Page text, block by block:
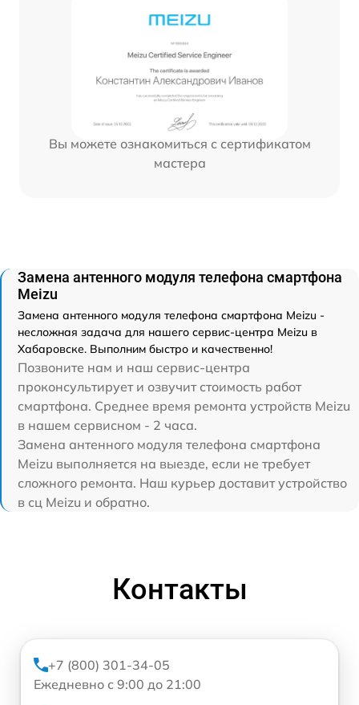
Вы можете ознакомиться с сертификатом
мастера
Замена антенного модуля телефона смартфона
Meizu
Замена антенного модуля телефона смартфона Meizu -
несложная задача для нашего сервис-центра Meizu в
Хабаровске. Выполним быстро и качественно!
Позвоните нам и наш сервис-центра
проконсультирует и озвучит стоимость работ
смартфона. Среднее время ремонта устройств Meizu
в нашем сервисном - 2 часа.
Замена антенного модуля телефона смартфона
Meizu выполняется на выезде, если не требует
сложного ремонта. Наш курьер доставит устройство
в сц Meizu и обратно.
Контакты
+7 (800) 301-34-05
Ежедневно с 9:00 до 21:00